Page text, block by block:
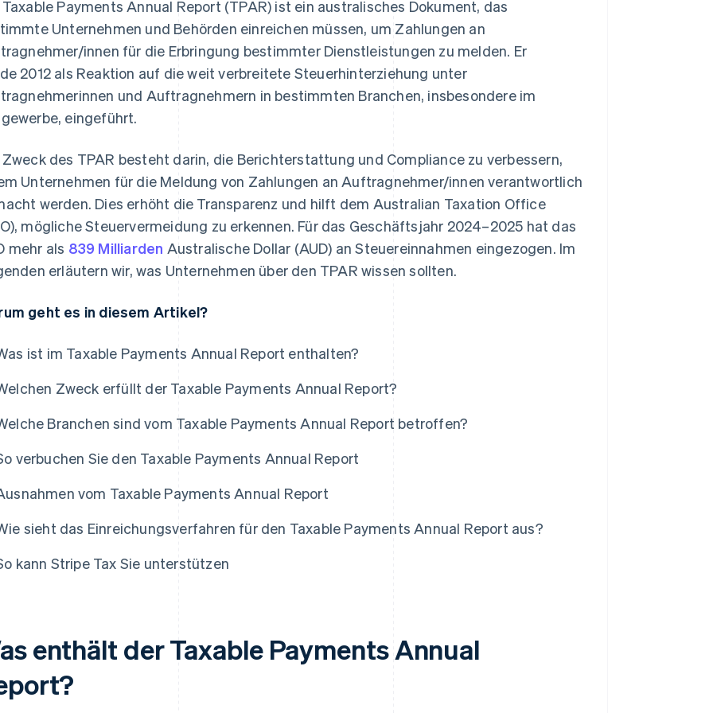
Taxable Payments Annual Report (TPAR) ist ein australisches Dokument, das
Unternehmen und Behörden einreichen müssen, um Zahlungen an
innen für die Erbringung bestimmter Dienstleistungen zu melden. Er
2012 als Reaktion auf die weit verbreitete Steuerhinterziehung unter
und Auftragnehmern in bestimmten Branchen, insbesondere im
eingeführt.
Zweck des TPAR besteht darin, die Berichterstattung und Compliance zu verbessern,
Unternehmen für die Meldung von Zahlungen an Auftragnehmer/innen verantwortlich
werden. Dies erhöht die Transparenz und hilft dem Australian Taxation Office
mögliche Steuervermeidung zu erkennen. Für das Geschäftsjahr 2024–2025 hat das
mehr als 839 Milliarden Australische Dollar (AUD) an Steuereinnahmen eingezogen. Im
erläutern wir, was Unternehmen über den TPAR wissen sollten.
geht es in diesem Artikel?
ist im Taxable Payments Annual Report enthalten?
Zweck erfüllt der Taxable Payments Annual Report?
Branchen sind vom Taxable Payments Annual Report betroffen?
verbuchen Sie den Taxable Payments Annual Report
vom Taxable Payments Annual Report
sieht das Einreichungsverfahren für den Taxable Payments Annual Report aus?
kann Stripe Tax Sie unterstützen
enthält der Taxable Payments Annual